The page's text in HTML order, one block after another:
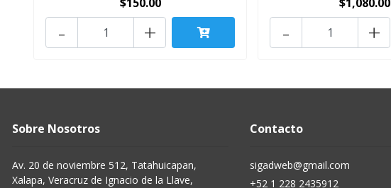
+
- +
-
Sobre Nosotros
Av. 20 de noviembre 512, Tatahuicapan,
Xalapa, Veracruz de Ignacio de la Llave,
Contacto
sigadweb@gmail.com
+52 1 228 2435912